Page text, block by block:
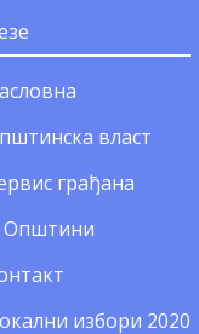
власт
грађана
избори 2020